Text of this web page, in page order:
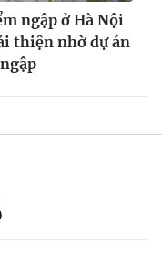
ngập ở Hà Nội
thiện nhờ dự án